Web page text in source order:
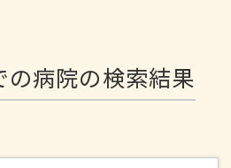
病院の検索結果